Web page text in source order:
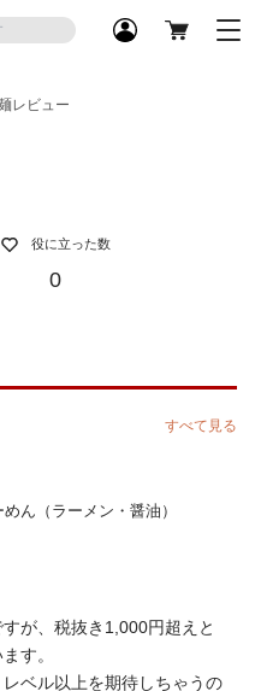
レビュー
役に立った数
0
すべて見る
ん（ラーメン・醤油）
が、税抜き1,000円超えと
す。
ベル以上を期待しちゃうの